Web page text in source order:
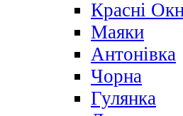
Красні
Маяки
Антонівка
Чорна
Гулянка